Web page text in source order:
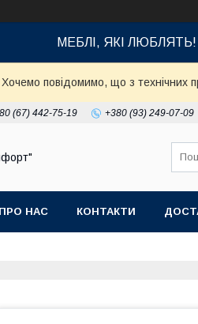
МЕБЛІ, ЯКІ ЛЮБЛЯТЬ!
Хочемо повідомимо, що з технічних
(67) 442-75-19 +380 (93) 249-07-09
ПРО НАС КОНТАКТИ